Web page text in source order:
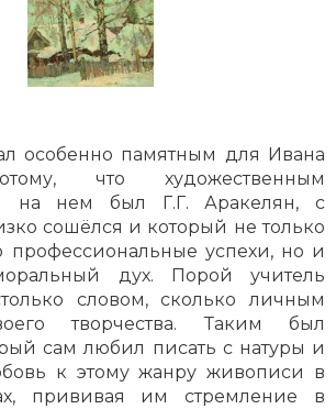
особенно памятным для Ивана
что художественным
на нем был Г.Г. Аракелян, с
сошёлся и который не только
профессиональные успехи, но и
дух. Порой учитель
словом, сколько личным
творчества. Таким был
сам любил писать с натуры и
к этому жанру живописи в
прививая им стремление в